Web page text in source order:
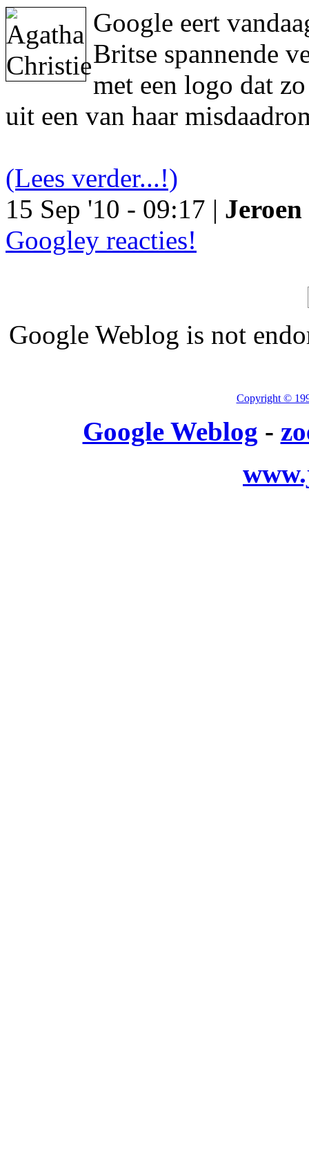
Google eert
Britse spannende
met een logo dat
uit een van haar
(Lees verder...!)
15 Sep '10 - 09:17 |
Googley reacties!
Google Weblog is not
Copyright ©
Google Weblog -